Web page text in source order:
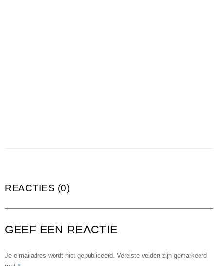
REACTIES (0)
GEEF EEN REACTIE
Je e-mailadres wordt niet gepubliceerd. Vereiste velden zijn gemarkeerd